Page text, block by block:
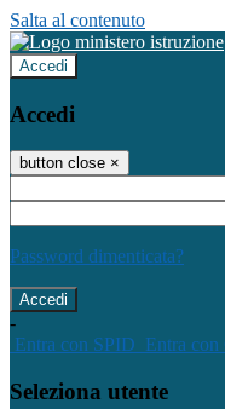
Salta al contenuto
Accedi
Accedi
button close ×
Password dimenticata?
-
Entra con SPID Entra con
Seleziona utente